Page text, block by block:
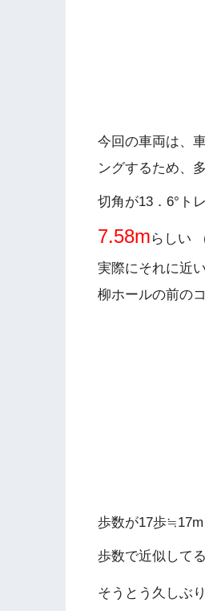
今回の車両は、
ングするため、
切角が13．6°ト
7.58m らしい
実際にそれに近
柳ホールの前の
歩数が17歩
歩数で近似して
そうとう久しぶ